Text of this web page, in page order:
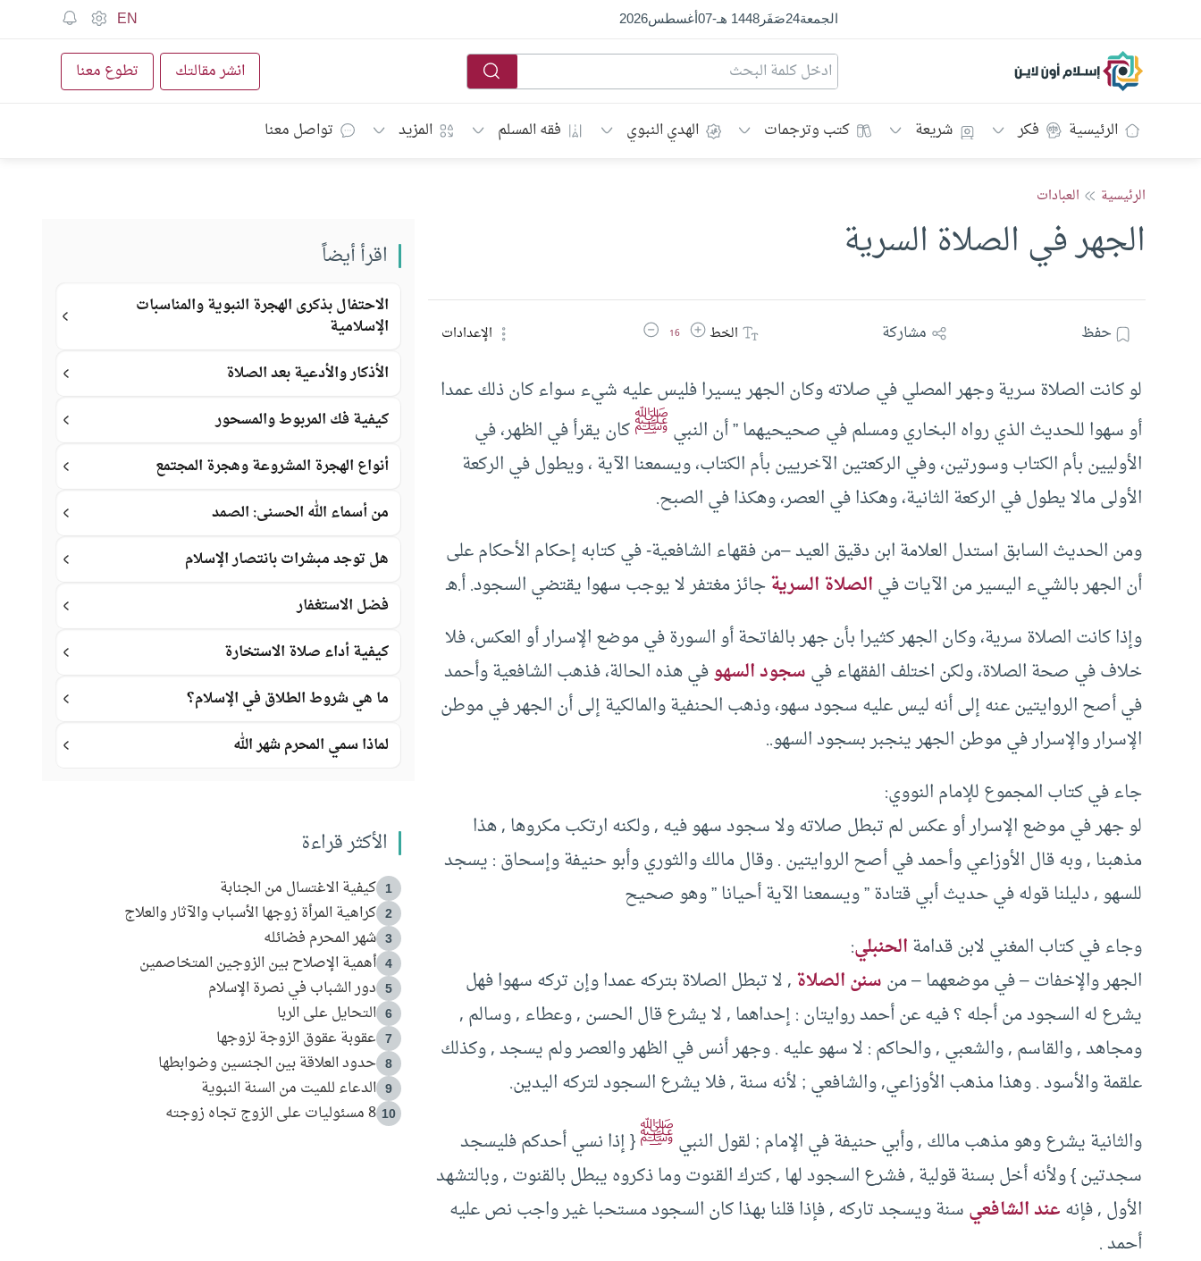
الجمعة24صَفَر1448 هـ -
07أغسطس2026
EN
إسلام أون لاين انشر مقالتك تطوع معنا
الرئيسية فكر شريعة كتب وترجمات الهدي النبوي فقه المسلم المزيد تواصل معنا
الرئيسية العبادات
الجهر في الصلاة السرية
حفظ مشاركة الخطزيادة حجم الخط
16 تقليل حجم الخط الإعدادات
لو كانت الصلاة سرية وجهر المصلي في صلاته وكان الجهر يسيرا فليس عليه شيء سواء كان ذلك عمدا
أو سهوا للحديث الذي رواه البخاري ومسلم في صحيحيهما ” أن النبيﷺكان يقرأ في الظهر، في
الأوليين بأم الكتاب وسورتين، وفي الركعتين الآخريين بأم الكتاب، ويسمعنا الآية ، ويطول في الركعة
الأولى مالا يطول في الركعة الثانية، وهكذا في العصر، وهكذا في الصبح.
ومن الحديث السابق استدل العلامة ابن دقيق العيد –من فقهاء الشافعية- في كتابه إحكام الأحكام على
أن الجهر بالشيء اليسير من الآيات فيالصلاة السريةجائز مغتفر لا يوجب سهوا يقتضي السجود. أ.هـ
وإذا كانت الصلاة سرية، وكان الجهر كثيرا بأن جهر بالفاتحة أو السورة في موضع الإسرار أو العكس، فلا
خلاف في صحة الصلاة، ولكن اختلف الفقهاء فيسجود السهوفي هذه الحالة، فذهب الشافعية وأحمد
في أصح الروايتين عنه إلى أنه ليس عليه سجود سهو، وذهب الحنفية والمالكية إلى أن الجهر في موطن
الإسرار والإسرار في موطن الجهر ينجبر بسجود السهو..
جاء في كتاب المجموع للإمام النووي:
لو جهر في موضع الإسرار أو عكس لم تبطل صلاته ولا سجود سهو فيه , ولكنه ارتكب مكروها , هذا
مذهبنا , وبه قال الأوزاعي وأحمد في أصح الروايتين . وقال مالك والثوري وأبو حنيفة وإسحاق : يسجد
للسهو , دليلنا قوله في حديث أبي قتادة ” ويسمعنا الآية أحيانا ” وهو صحيح
وجاء في كتاب المغني لابن قدامةالحنبلي:
الجهر والإخفات – في موضعهما – منسنن الصلاة, لا تبطل الصلاة بتركه عمدا وإن تركه سهوا فهل
يشرع له السجود من أجله ؟ فيه عن أحمد روايتان : إحداهما , لا يشرع قال الحسن , وعطاء , وسالم ,
ومجاهد , والقاسم , والشعبي , والحاكم : لا سهو عليه . وجهر أنس في الظهر والعصر ولم يسجد , وكذلك
علقمة والأسود . وهذا مذهب الأوزاعي, والشافعي ; لأنه سنة , فلا يشرع السجود لتركه اليدين.
والثانية يشرع وهو مذهب مالك , وأبي حنيفة في الإمام ; لقول النبيﷺ{ إذا نسي أحدكم فليسجد
سجدتين } ولأنه أخل بسنة قولية , فشرع السجود لها , كترك القنوت وما ذكروه يبطل بالقنوت , وبالتشهد
الأول , فإنهعند الشافعيسنة ويسجد تاركه , فإذا قلنا بهذا كان السجود مستحبا غير واجب نص عليه
أحمد .
اقرأ أيضاً
الاحتفال بذكرى الهجرة النبوية والمناسبات
الإسلامية
الأذكار والأدعية بعد الصلاة
كيفية فك المربوط والمسحور
أنواع الهجرة المشروعة وهجرة المجتمع
من أسماء الله الحسنى: الصمد
هل توجد مبشرات بانتصار الإسلام
فضل الاستغفار
كيفية أداء صلاة الاستخارة
ما هي شروط الطلاق في الإسلام؟
لماذا سمي المحرم شهر الله
الأكثر قراءة
1 كيفية الاغتسال من الجنابة
2 كراهية المرأة زوجها الأسباب والآثار والعلاج
3 شهر المحرم فضائله
4 أهمية الإصلاح بين الزوجين المتخاصمين
5 دور الشباب في نصرة الإسلام
6 التحايل على الربا
7 عقوبة عقوق الزوجة لزوجها
8 حدود العلاقة بين الجنسين وضوابطها
9 الدعاء للميت من السنة النبوية
10 8 مسئوليات على الزوج تجاه زوجته